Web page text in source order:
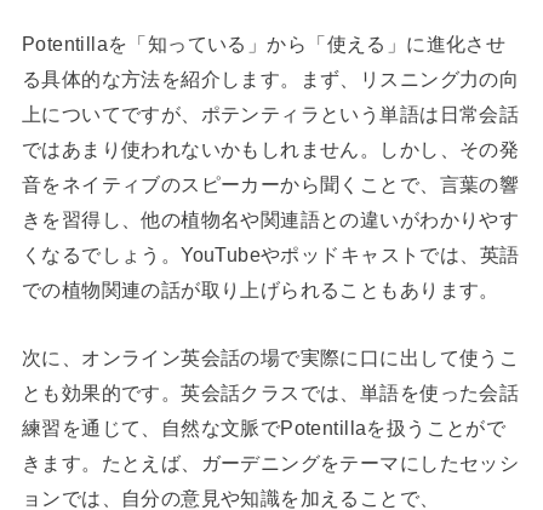
Potentillaを「知っている」から「使える」に進化させ
る具体的な方法を紹介します。まず、リスニング力の向
上についてですが、ポテンティラという単語は日常会話
ではあまり使われないかもしれません。しかし、その発
音をネイティブのスピーカーから聞くことで、言葉の響
きを習得し、他の植物名や関連語との違いがわかりやす
くなるでしょう。YouTubeやポッドキャストでは、英語
での植物関連の話が取り上げられることもあります。
次に、オンライン英会話の場で実際に口に出して使うこ
とも効果的です。英会話クラスでは、単語を使った会話
練習を通じて、自然な文脈でPotentillaを扱うことがで
きます。たとえば、ガーデニングをテーマにしたセッシ
ョンでは、自分の意見や知識を加えることで、